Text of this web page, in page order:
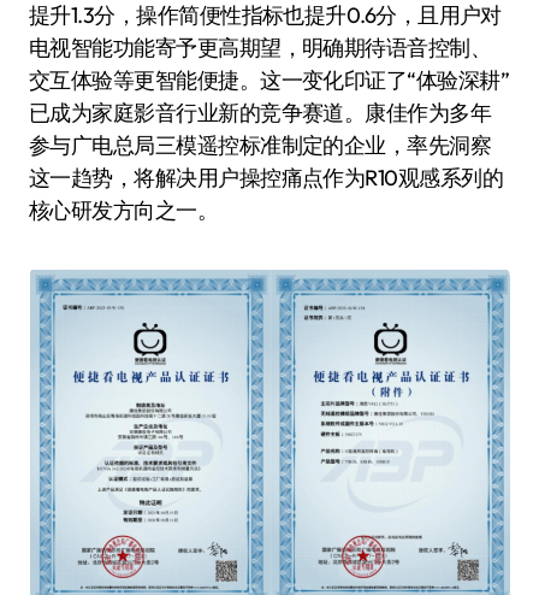
提升1.3分，操作简便性指标也提升0.6分，且用户对
电视智能功能寄予更高期望，明确期待语音控制、
交互体验等更智能便捷。这一变化印证了“体验深耕”
已成为家庭影音行业新的竞争赛道。康佳作为多年
参与广电总局三模遥控标准制定的企业，率先洞察
这一趋势，将解决用户操控痛点作为R10观感系列的
核心研发方向之一。